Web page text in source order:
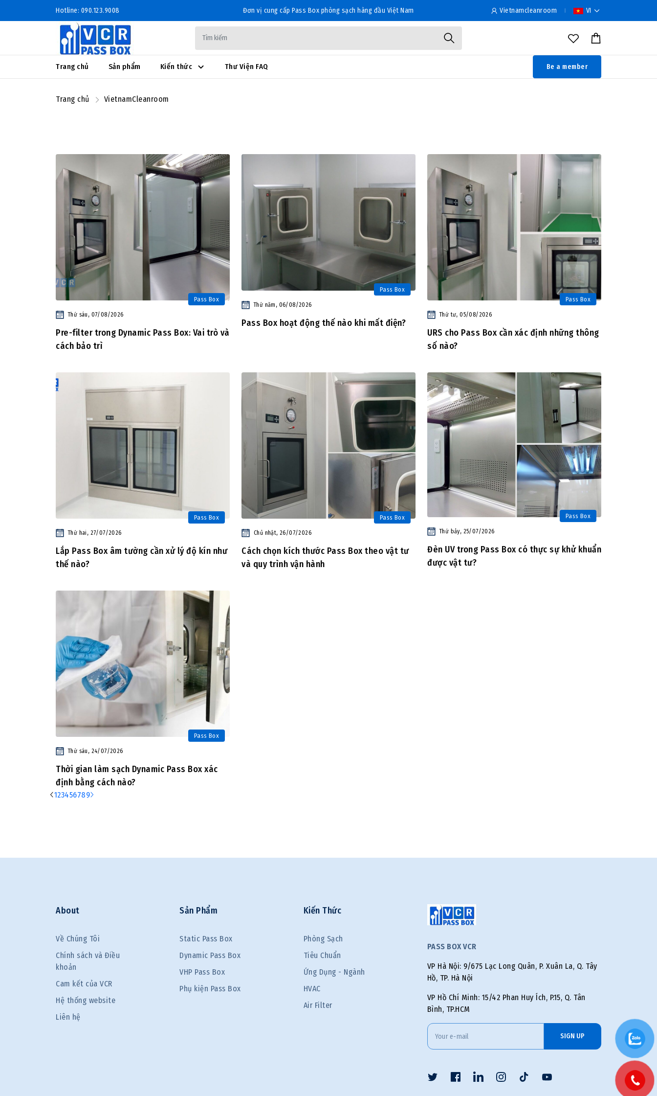
Hotline: 090.123.9008 Đơn vị cung cấp Pass Box phòng sạch hàng đầu Việt Nam Vietnamcleanroom VI
Trang chủ Sản phẩm Kiến thức Thư Viện FAQ Be a member
Trang chủ VietnamCleanroom
Pass Box
Thứ sáu, 07/08/2026
Pre-filter trong Dynamic Pass Box: Vai trò và
cách bảo trì
Pass Box
Thứ năm, 06/08/2026
Pass Box hoạt động thế nào khi mất điện?
Pass Box
Thứ tư, 05/08/2026
URS cho Pass Box cần xác định những thông
số nào?
Pass Box
Thứ hai, 27/07/2026
Lắp Pass Box âm tường cần xử lý độ kín như
thế nào?
Pass Box
Chủ nhật, 26/07/2026
Cách chọn kích thước Pass Box theo vật tư
và quy trình vận hành
Pass Box
Thứ bảy, 25/07/2026
Đèn UV trong Pass Box có thực sự khử khuẩn
được vật tư?
Pass Box
Thứ sáu, 24/07/2026
Thời gian làm sạch Dynamic Pass Box xác
định bằng cách nào?
123456789
About
Về Chúng Tôi
Chính sách và Điều
khoản
Cam kết của VCR
Hệ thống website
Liên hệ
Sản Phẩm
Static Pass Box
Dynamic Pass Box
VHP Pass Box
Phụ kiện Pass Box
Kiến Thức
Phòng Sạch
Tiêu Chuẩn
Ứng Dụng - Ngành
HVAC
Air Filter
PASS BOX VCR
VP Hà Nội: 9/675 Lạc Long Quân, P. Xuân La, Q. Tây
Hồ, TP. Hà Nội
VP Hồ Chí Minh: 15/42 Phan Huy Ích, P.15, Q. Tân
Bình, TP.HCM
SIGN UP